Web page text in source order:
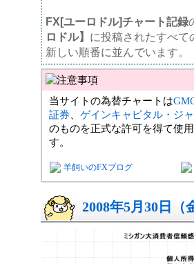
FX[ユーロドル]チャート記録
ロドル】 に投稿されたすべて
新しい順番に並んでいます。
当サイトの為替チャートは
証券
ゲインキャピタル・ジ
のものを正式な許可を得て使
す。
羊飼いのFXブログ
2008年5月30日（